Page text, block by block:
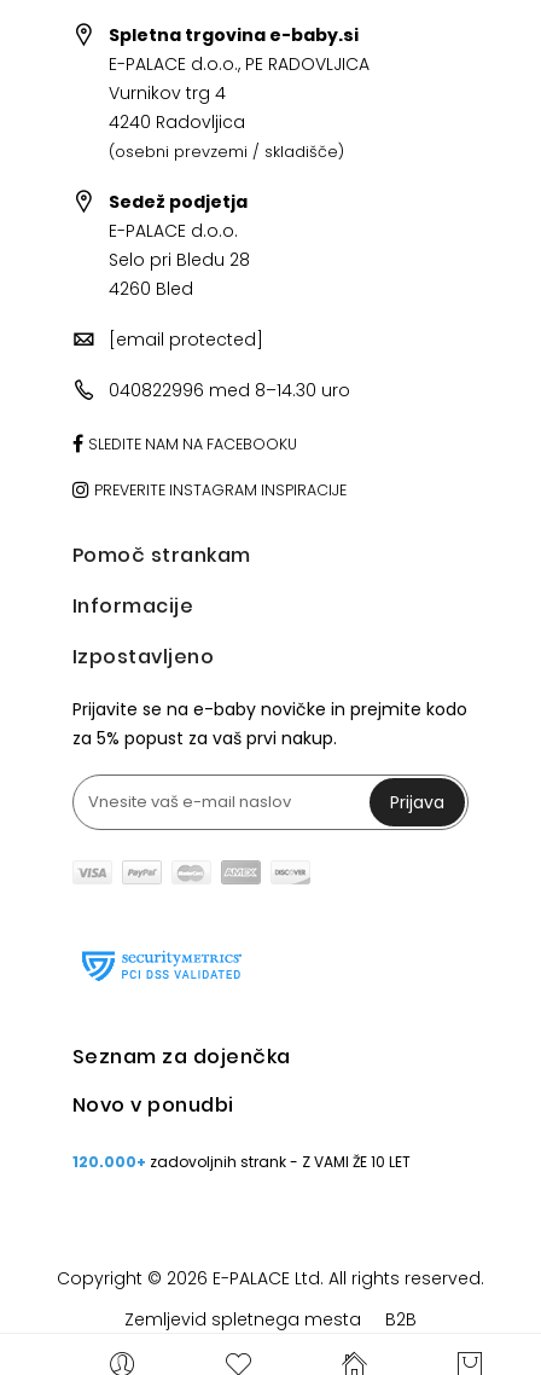
Spletna trgovina e-baby.si
E-PALACE d.o.o., PE RADOVLJICA
Vurnikov trg 4
4240 Radovljica
(osebni prevzemi / skladišče)
Sedež podjetja
E-PALACE d.o.o.
Selo pri Bledu 28
4260 Bled
[email protected]
040822996 med 8–14.30 uro
SLEDITE NAM NA FACEBOOKU
PREVERITE INSTAGRAM INSPIRACIJE
Pomoč strankam
Informacije
Izpostavljeno
Prijavite se na e-baby novičke in prejmite kodo
za 5% popust za vaš prvi nakup.
Prijava
Seznam za dojenčka
Novo v ponudbi
120.000+ zadovoljnih strank - Z VAMI ŽE 10 LET
Copyright © 2026 E-PALACE Ltd. All rights reserved.
B2B
Zemljevid spletnega mesta